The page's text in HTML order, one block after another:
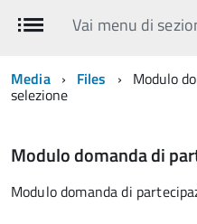
Vai menu di
Media Files Modulo
selezione
Modulo domanda di
Modulo domanda di